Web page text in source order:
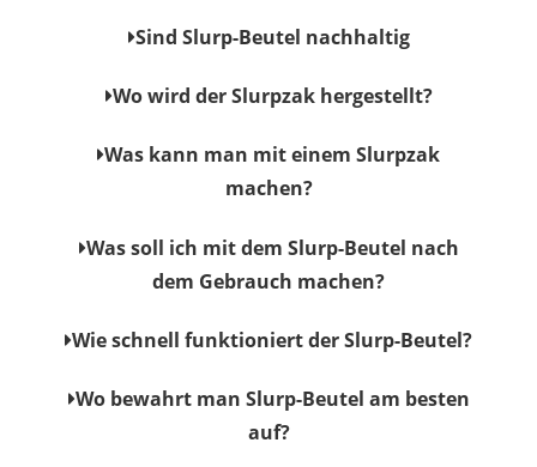
Sind Slurp-Beutel nachhaltig
Wo wird der Slurpzak hergestellt?
Was kann man mit einem Slurpzak
machen?
Was soll ich mit dem Slurp-Beutel nach
dem Gebrauch machen?
Wie schnell funktioniert der Slurp-Beutel?
Wo bewahrt man Slurp-Beutel am besten
auf?